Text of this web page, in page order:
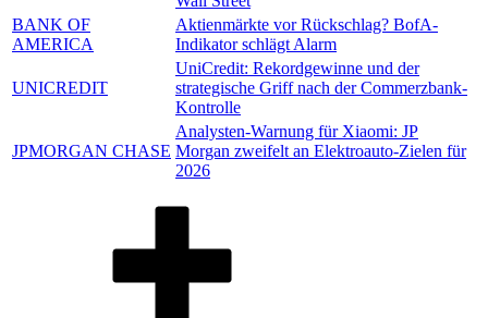
BANK OF
AMERICA
Aktienmärkte vor Rückschlag? BofA-
Indikator schlägt Alarm
UNICREDIT
UniCredit: Rekordgewinne und der
strategische Griff nach der Commerzbank-
Kontrolle
JPMORGAN CHASE
Analysten-Warnung für Xiaomi: JP
Morgan zweifelt an Elektroauto-Zielen für
2026